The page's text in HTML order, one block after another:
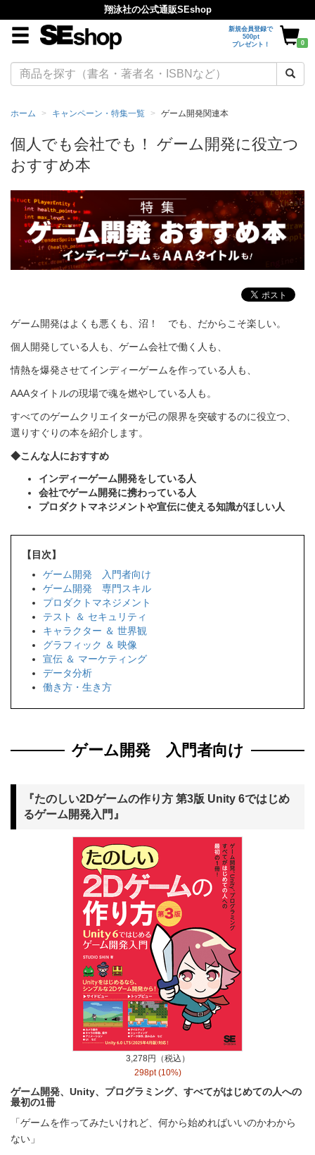
翔泳社の公式通販SEshop
新規会員登録で
500pt
プレゼント！
0
ホーム キャンペーン・特集一覧 ゲーム開発関連本
個人でも会社でも！ ゲーム開発に役立つ
おすすめ本
ゲーム開発はよくも悪くも、沼！ でも、だからこそ楽しい。
個人開発している人も、ゲーム会社で働く人も、
情熱を爆発させてインディーゲームを作っている人も、
AAAタイトルの現場で魂を燃やしている人も。
すべてのゲームクリエイターが己の限界を突破するのに役立つ、
選りすぐりの本を紹介します。
◆こんな人におすすめ
インディーゲーム開発をしている人
会社でゲーム開発に携わっている人
プロダクトマネジメントや宣伝に使える知識がほしい人
【目次】
ゲーム開発 入門者向け
ゲーム開発 専門スキル
プロダクトマネジメント
テスト ＆ セキュリティ
キャラクター ＆ 世界観
グラフィック ＆ 映像
宣伝 ＆ マーケティング
データ分析
働き方・生き方
ゲーム開発 入門者向け
『たのしい2Dゲームの作り方 第3版 Unity 6ではじめ
るゲーム開発入門』
3,278円（税込）
298pt (10%)
ゲーム開発、Unity、プログラミング、すべてがはじめての人への
最初の1冊
「ゲームを作ってみたいけれど、何から始めればいいのかわから
ない」